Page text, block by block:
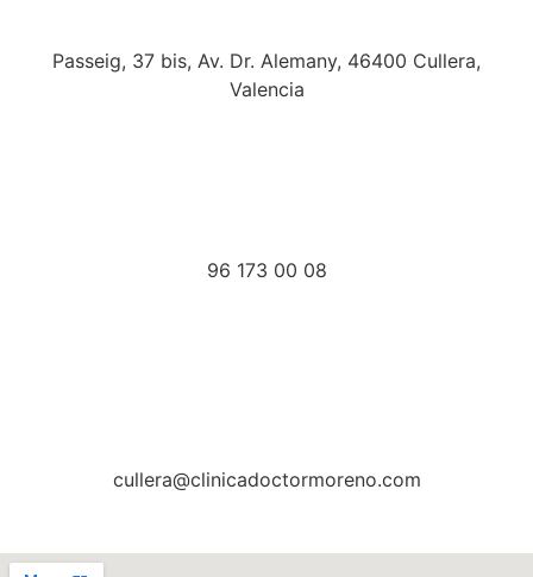
Passeig, 37 bis, Av. Dr. Alemany, 46400 Cullera,
Valencia
96 173 00 08
cullera@clinicadoctormoreno.com